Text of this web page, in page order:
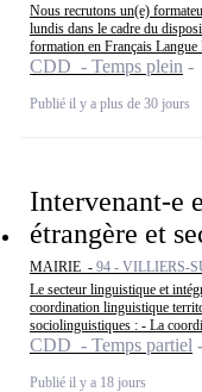
Nous recrutons un(e)
lundis dans le cadre du
formation en Français Langue
CDD - Temps plein
Publié il y a plus de 30 jours
Intervenant-e
étrangère et
MAIRIE - 94 - VILLIERS-
Le secteur linguistique et
coordination linguistique
sociolinguistiques : - La
CDD - Temps partiel
Publié il y a 18 jours